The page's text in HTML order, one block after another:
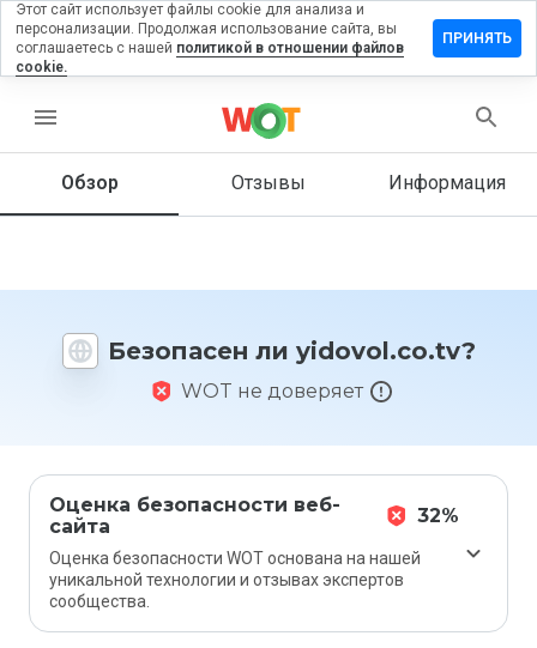
menu
Обзор Отзывы Информация
Безопасен ли yidovol.co.tv?
WOT не доверяет
Оценка безопасности веб-
сайта
32%
Оценка безопасности WOT основана на нашей
уникальной технологии и отзывах экспертов
сообщества.
на
Как бы
этот
1 до 5?
Этот сайт использует файлы cookie для анализа и
персонализации. Продолжая использование сайта, вы
соглашаетесь с нашей политикой в отношении файлов
cookie.
ПРИНЯТЬ